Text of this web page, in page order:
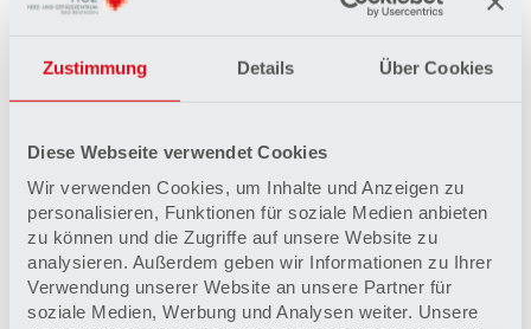
Zustimmung Details Über Cookies
Diese Webseite verwendet Cookies
Wir verwenden Cookies, um Inhalte und Anzeigen zu
personalisieren, Funktionen für soziale Medien anbieten
zu können und die Zugriffe auf unsere Website zu
analysieren. Außerdem geben wir Informationen zu Ihrer
Verwendung unserer Website an unsere Partner für
soziale Medien, Werbung und Analysen weiter. Unsere